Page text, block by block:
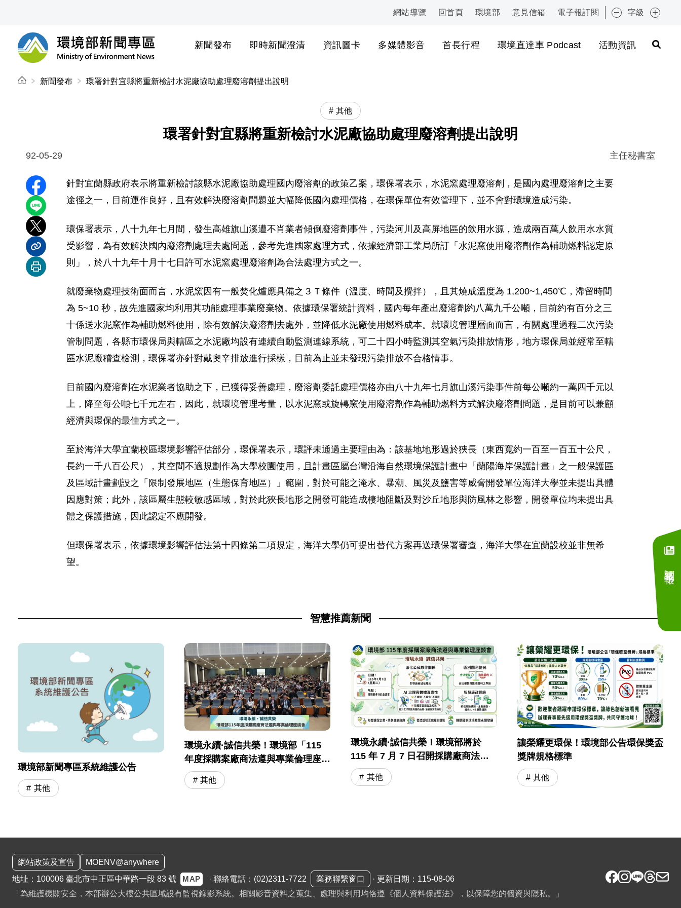
:::
網站導覽 回首頁 環境部 意見信箱 電子報訂閱 字級
環境部新聞專區
新聞發布 即時新聞澄清 資訊圖卡 多媒體影音 首長行程 環境直達車 Podcast 活動資訊
:::
新聞發布 環署針對宜縣將重新檢討水泥廠協助處理廢溶劑提出說明
其他
環署針對宜縣將重新檢討水泥廠協助處理廢溶劑提出說明
92-05-29 主任秘書室
分享至 Facebook
分享到 LINE
分享到 X
分享內容連結
列印本頁
針對宜蘭縣政府表示將重新檢討該縣水泥廠協助處理國內廢溶劑的政策乙案，環保署表示，水泥窯處理廢溶劑，是國內處理廢溶劑之主要
途徑之一，目前運作良好，且有效解決廢溶劑問題並大幅降低國內處理價格，在環保單位有效管理下，並不會對環境造成污染。
環保署表示，八十九年七月間，發生高雄旗山溪遭不肖業者傾倒廢溶劑事件，污染河川及高屏地區的飲用水源，造成兩百萬人飲用水水質
受影響，為有效解決國內廢溶劑處理去處問題，參考先進國家處理方式，依據經濟部工業局所訂「水泥窯使用廢溶劑作為輔助燃料認定原
則」，於八十九年十月十七日許可水泥窯處理廢溶劑為合法處理方式之一。
就廢棄物處理技術面而言，水泥窯因有一般焚化爐應具備之３Ｔ條件（溫度、時間及攪拌），且其燒成溫度為 1,200~1,450℃，滯留時間
為 5~10 秒，故先進國家均利用其功能處理事業廢棄物。依據環保署統計資料，國內每年產出廢溶劑約八萬九千公噸，目前約有百分之三
十係送水泥窯作為輔助燃料使用，除有效解決廢溶劑去處外，並降低水泥廠使用燃料成本。就環境管理層面而言，有關處理過程二次污染
管制問題，各縣市環保局與轄區之水泥廠均設有連續自動監測連線系統，可二十四小時監測其空氣污染排放情形，地方環保局並經常至轄
區水泥廠稽查檢測，環保署亦針對戴奧辛排放進行採樣，目前為止並未發現污染排放不合格情事。
目前國內廢溶劑在水泥業者協助之下，已獲得妥善處理，廢溶劑委託處理價格亦由八十九年七月旗山溪污染事件前每公噸約一萬四千元以
上，降至每公噸七千元左右，因此，就環境管理考量，以水泥窯或旋轉窯使用廢溶劑作為輔助燃料方式解決廢溶劑問題，是目前可以兼顧
經濟與環保的最佳方式之一。
至於海洋大學宜蘭校區環境影響評估部分，環保署表示，環評未通過主要理由為：該基地地形過於狹長（東西寬約一百至一百五十公尺，
長約一千八百公尺），其空間不適規劃作為大學校園使用，且計畫區屬台灣沿海自然環境保護計畫中「蘭陽海岸保護計畫」之一般保護區
及區域計畫劃設之「限制發展地區（生態保育地區）」範圍，對於可能之淹水、暴潮、風災及鹽害等威脅開發單位海洋大學並未提出具體
因應對策；此外，該區屬生態較敏感區域，對於此狹長地形之開發可能造成棲地阻斷及對沙丘地形與防風林之影響，開發單位均未提出具
體之保護措施，因此認定不應開發。
但環保署表示，依據環境影響評估法第十四條第二項規定，海洋大學仍可提出替代方案再送環保署審查，海洋大學在宜蘭設校並非無希
望。
智慧推薦新聞
環境部新聞專區系統維護公告
其他
環境永續·誠信共榮！環境部「115
年度採購案廠商法遵與專業倫理座談
會」圓滿落幕
其他
環境永續·誠信共榮！環境部將於
115 年 7 月 7 日召開採購廠商法遵
與專業倫理座談會
其他
讓榮耀更環保！環境部公告環保獎盃
獎牌規格標準
其他
網站政策及宣告
MOENV@anywhere
地址：100006 臺北市中正區中華路一段 83 號
MAP · 聯絡電話： (02)2311-7722 業務聯繫窗口 · 更新日期：115-08-06
「為維護機關安全，本部辦公大樓公共區域設有監視錄影系統。相關影音資料之蒐集、處理與利用均恪遵《個人資料保護法》，以保障您的個資與隱私。」